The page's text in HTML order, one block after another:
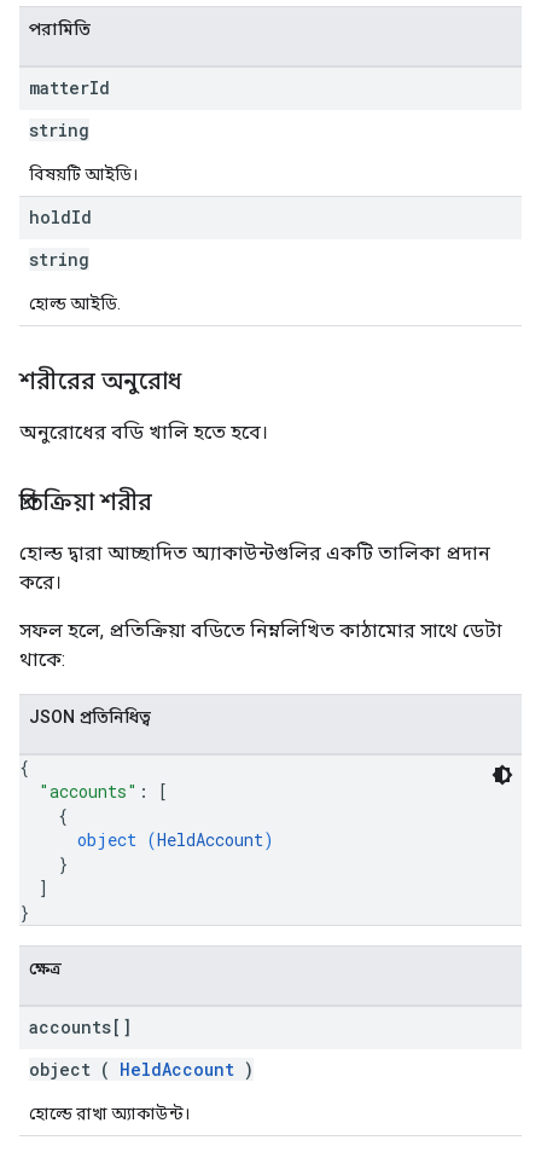
পরামিতি
matterId
string
বিষয়টি আইডি।
holdId
string
হোল্ড আইডি.
শরীরের অনুরোধ
অনুরোধের বডি খালি হতে হবে।
প্রতিক্রিয়া শরীর
হোল্ড দ্বারা আচ্ছাদিত অ্যাকাউন্টগুলির একটি তালিকা প্রদান
করে।
সফল হলে, প্রতিক্রিয়া বডিতে নিম্নলিখিত কাঠামোর সাথে ডেটা
থাকে:
JSON প্রতিনিধিত্ব
{
"accounts" :
[
{
object (HeldAccount)
}
]
}
ক্ষেত্র
accounts[]
object ( HeldAccount )
হোল্ডে রাখা অ্যাকাউন্ট।